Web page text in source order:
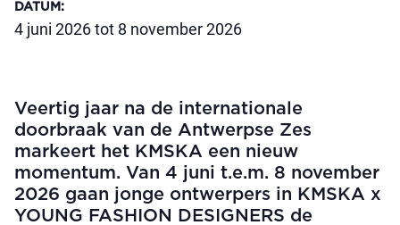
DATUM :
4 juni 2026 tot 8 november 2026
Veertig jaar na de internationale
doorbraak van de Antwerpse Zes
markeert het KMSKA een nieuw
momentum. Van 4 juni t.e.m. 8 november
2026 gaan jonge ontwerpers in KMSKA x
YOUNG FASHION DESIGNERS de